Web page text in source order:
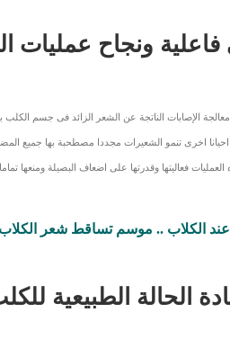
ونجاح عمليات
معالجة الإصابات الناتجة عن الشعر الزائد فى جسم
اخرى تنمو الشعيرات مجددا مصطحبة بها جميع
فعاليتها وقدرتها على اضعاف البصيلة ومنعها
عند الكلاب .. موسم تساقط شعر الكلاب
الحالة الطبيعية